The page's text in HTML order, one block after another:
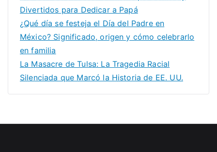
Divertidos para Dedicar a Papá
¿Qué día se festeja el Día del Padre en
México? Significado, origen y cómo celebrarlo
en familia
La Masacre de Tulsa: La Tragedia Racial
Silenciada que Marcó la Historia de EE. UU.